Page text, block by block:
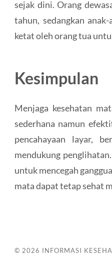
sejak dini. Orang
tahun, sedangkan
ketat oleh orang tua
Kesimpulan
Menjaga kesehatan
sederhana namun
pencahayaan layar,
mendukung
untuk mencegah
mata dapat tetap sehat
© 2026 INFORMASI